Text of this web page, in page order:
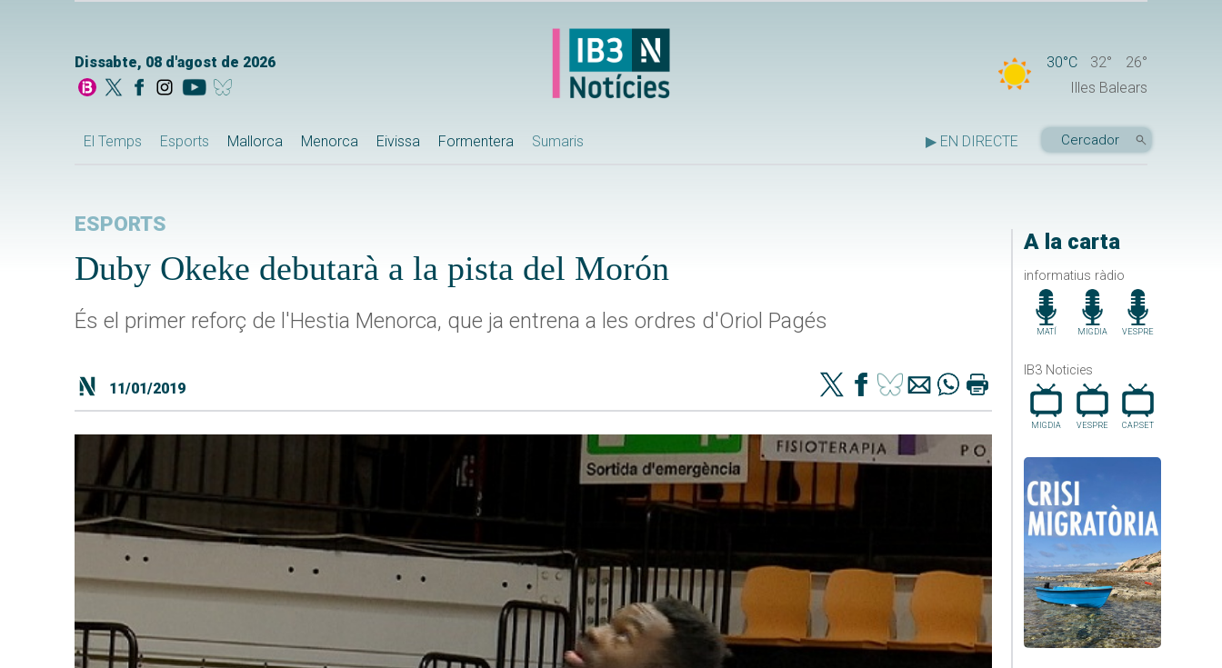
Dissabte, 08 d'agost de 2026 30°C 32°
26°
Illes Balears
El Temps Esports Mallorca Menorca Eivissa Formentera Sumaris ▶ EN DIRECTE
A la carta
informatius ràdio
MATÍ MIGDIA VESPRE
IB3 Noticies
MIGDIA VESPRE CAP.SET
ESPORTS
Duby Okeke debutarà a la pista del Morón
És el primer reforç de l'Hestia Menorca, que ja entrena a les ordres d'Oriol Pagés
11/01/2019